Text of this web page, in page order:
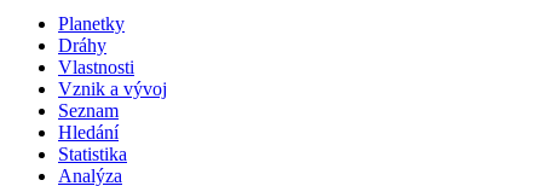
Planetky
Dráhy
Vlastnosti
Vznik a vývoj
Seznam
Hledání
Statistika
Analýza